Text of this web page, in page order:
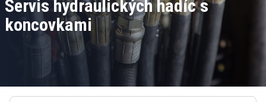
Servis hydraulických hadíc s
koncovkami